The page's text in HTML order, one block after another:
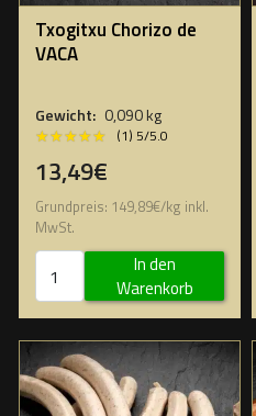
Txogitxu Chorizo de
VACA
Gewicht: 0,090 kg
★★★★★
★★★★★ (1) 5/5.0
13,49€
Grundpreis: 149,89€/kg inkl.
MwSt.
In den
Warenkorb